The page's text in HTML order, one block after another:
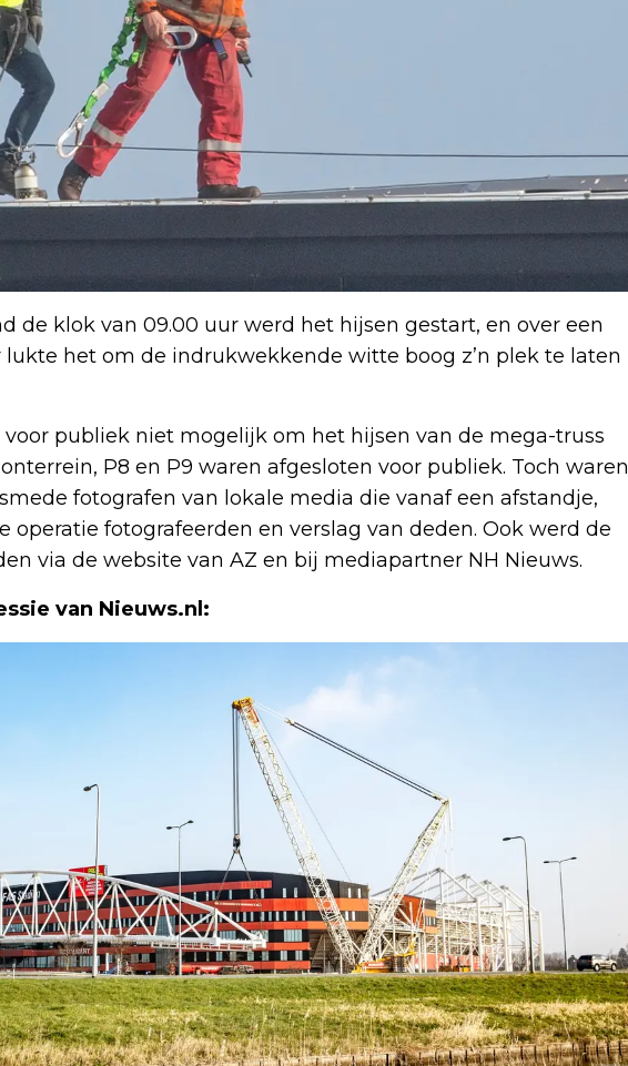
de klok van 09.00 uur werd het hijsen gestart, en over een
het om de indrukwekkende witte boog z’n plek te laten
publiek niet mogelijk om het hijsen van de mega-truss
P8 en P9 waren afgesloten voor publiek. Toch waren
fotografen van lokale media die vanaf een afstandje,
fotografeerden en verslag van deden. Ook werd de
via de website van AZ en bij mediapartner NH Nieuws.
van Nieuws.nl: